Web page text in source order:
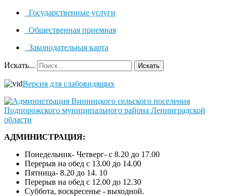
Государственные услуги
Общественная приемная
Законодательная карта
Искать... Искать
Версия для слабовидящих
АДМИНИСТРАЦИЯ:
Понедельник- Четверг- с 8.20 до 17.00
Перерыв на обед с 13.00 до 14.00
Пятница- 8.20 до 14. 10
Перерыв на обед с 12.00 до 12.30
Суббота, воскресенье - выходной.